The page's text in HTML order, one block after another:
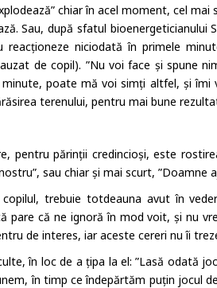
chiar în acel moment, cel
Sau, după sfatul bioenergeticianului
reacționeze niciodată în primele
de copil). ”Nu voi face și spune
poate mă voi simți altfel, și îmi
terenului, pentru mai bune
pentru părinții credincioși, este
sau chiar și mai scurt, ”Doamne
trebuie totdeauna avut în
pare că ne ignoră în mod voit, și nu
de interes, iar aceste cereri nu îi
în loc de a țipa la el: ”Lasă odată
în timp ce îndepărtăm puțin jocul